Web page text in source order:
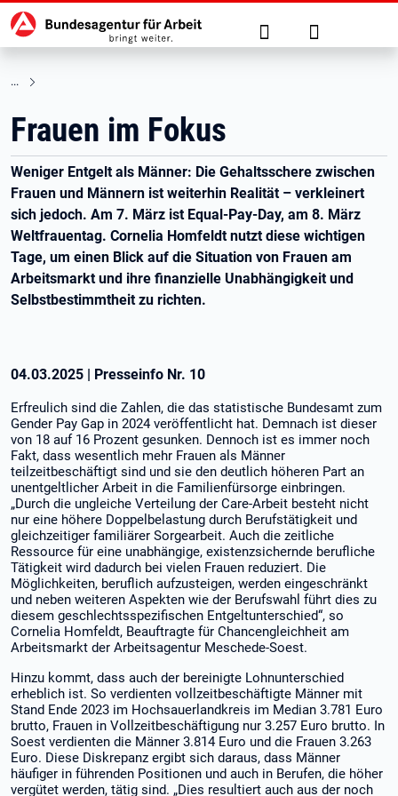
zu den Hauptinhalten springen
Hauptnavigation Suche Anmelden
Frauen im Fokus
Weniger Entgelt als Männer: Die Gehaltsschere zwischen
Frauen und Männern ist weiterhin Realität – verkleinert
sich jedoch. Am 7. März ist Equal-Pay-Day, am 8. März
Weltfrauentag. Cornelia Homfeldt nutzt diese wichtigen
Tage, um einen Blick auf die Situation von Frauen am
Arbeitsmarkt und ihre finanzielle Unabhängigkeit und
Selbstbestimmtheit zu richten.
04.03.2025 | Presseinfo Nr. 10
Erfreulich sind die Zahlen, die das statistische Bundesamt zum
Gender Pay Gap in 2024 veröffentlicht hat. Demnach ist dieser
von 18 auf 16 Prozent gesunken. Dennoch ist es immer noch
Fakt, dass wesentlich mehr Frauen als Männer
teilzeitbeschäftigt sind und sie den deutlich höheren Part an
unentgeltlicher Arbeit in die Familienfürsorge einbringen.
„Durch die ungleiche Verteilung der Care-Arbeit besteht nicht
nur eine höhere Doppelbelastung durch Berufstätigkeit und
gleichzeitiger familiärer Sorgearbeit. Auch die zeitliche
Ressource für eine unabhängige, existenzsichernde berufliche
Tätigkeit wird dadurch bei vielen Frauen reduziert. Die
Möglichkeiten, beruflich aufzusteigen, werden eingeschränkt
und neben weiteren Aspekten wie der Berufswahl führt dies zu
diesem geschlechtsspezifischen Entgeltunterschied“, so
Cornelia Homfeldt, Beauftragte für Chancengleichheit am
Arbeitsmarkt der Arbeitsagentur Meschede-Soest.
Hinzu kommt, dass auch der bereinigte Lohnunterschied
erheblich ist. So verdienten vollzeitbeschäftigte Männer mit
Stand Ende 2023 im Hochsauerlandkreis im Median 3.781 Euro
brutto, Frauen in Vollzeitbeschäftigung nur 3.257 Euro brutto. In
Soest verdienten die Männer 3.814 Euro und die Frauen 3.263
Euro. Diese Diskrepanz ergibt sich daraus, dass Männer
häufiger in führenden Positionen und auch in Berufen, die höher
vergütet werden, tätig sind. „Dies resultiert auch aus der noch